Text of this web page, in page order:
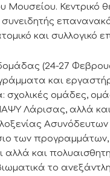
Μουσείου.
συνειδητής
και συλλογικό
(24-27
και
σχολικές ομάδες,
Λάρισας, αλλά
των
αλλά και
το